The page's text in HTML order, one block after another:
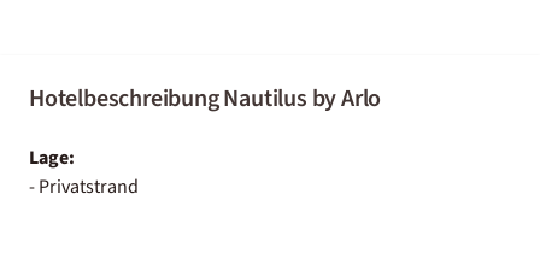
Hotelbeschreibung Nautilus by Arlo
Lage:
- Privatstrand